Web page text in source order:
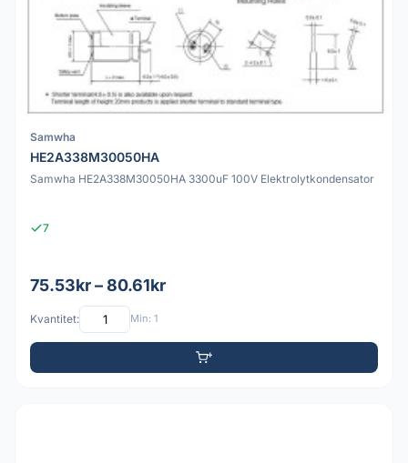
Samwha
HE2A338M30050HA
Samwha HE2A338M30050HA 3300uF 100V Elektrolytkondensator
7
75.53kr – 80.61kr
Kvantitet: Min: 1